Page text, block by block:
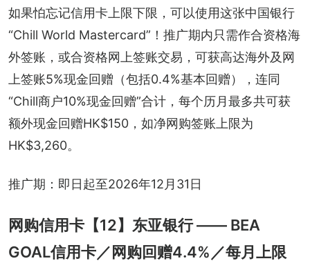
如果怕忘记信用卡上限下限，可以使用这张中国银行
“Chill World Mastercard”！推广期内只需作合资格海
外签账，或合资格网上签账交易，可获高达海外及网
上签账5%现金回赠（包括0.4%基本回赠），连同
“Chill商户10%现金回赠”合计，每个历月最多共可获
额外现金回赠HK$150，如净网购签账上限为
HK$3,260。
推广期：即日起至2026年12月31日
网购信用卡【12】东亚银行 —— BEA
GOAL信用卡／网购回赠4.4%／每月上限